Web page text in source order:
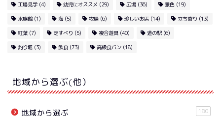
工場見学 (4) 幼児にオススメ (29) 広場 (36) 景色 (19)
水族館(1) 海 (5) 牧場 (6) 珍しいお店 (14) 立ち寄り (13)
紅葉 (7) 芝すべり (5) 複合遊具 (40) 道の駅 (6)
釣り堀 (3) 飲食(73) 高級食パン (18)
地域から選ぶ(他）
地域から選ぶ 180